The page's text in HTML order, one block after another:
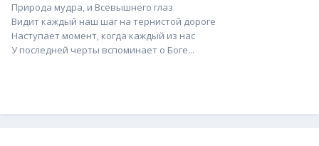
Природа мудра, и Всевышнего глаз
Видит каждый наш шаг на тернистой дороге
Наступает момент, когда каждый из нас
У последней черты вспоминает о Боге...